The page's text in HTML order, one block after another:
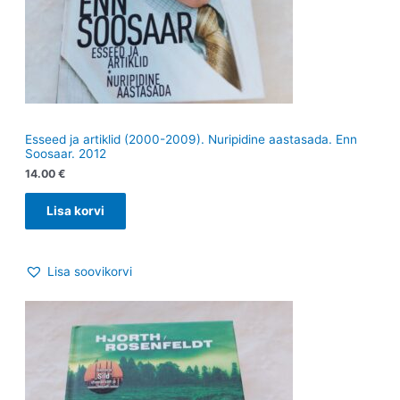
Esseed ja artiklid (2000-2009). Nuripidine aastasada. Enn
Soosaar. 2012
14.00 €
Lisa korvi
Lisa soovikorvi